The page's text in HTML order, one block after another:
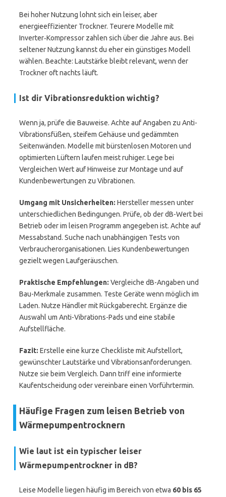
Bei hoher Nutzung lohnt sich ein leiser, aber
energieeffizienter Trockner. Teurere Modelle mit
Inverter‑Kompressor zahlen sich über die Jahre aus. Bei
seltener Nutzung kannst du eher ein günstiges Modell
wählen. Beachte: Lautstärke bleibt relevant, wenn der
Trockner oft nachts läuft.
Ist dir Vibrationsreduktion wichtig?
Wenn ja, prüfe die Bauweise. Achte auf Angaben zu Anti-
Vibrationsfüßen, steifem Gehäuse und gedämmten
Seitenwänden. Modelle mit bürstenlosen Motoren und
optimierten Lüftern laufen meist ruhiger. Lege bei
Vergleichen Wert auf Hinweise zur Montage und auf
Kundenbewertungen zu Vibrationen.
Umgang mit Unsicherheiten: Hersteller messen unter
unterschiedlichen Bedingungen. Prüfe, ob der dB-Wert bei
Betrieb oder im leisen Programm angegeben ist. Achte auf
Messabstand. Suche nach unabhängigen Tests von
Verbraucherorganisationen. Lies Kundenbewertungen
gezielt wegen Laufgeräuschen.
Praktische Empfehlungen: Vergleiche dB-Angaben und
Bau-Merkmale zusammen. Teste Geräte wenn möglich im
Laden. Nutze Händler mit Rückgaberecht. Ergänze die
Auswahl um Anti-Vibrations-Pads und eine stabile
Aufstellfläche.
Fazit: Erstelle eine kurze Checkliste mit Aufstellort,
gewünschter Lautstärke und Vibrationsanforderungen.
Nutze sie beim Vergleich. Dann triff eine informierte
Kaufentscheidung oder vereinbare einen Vorführtermin.
Häufige Fragen zum leisen Betrieb von
Wärmepumpentrocknern
Wie laut ist ein typischer leiser
Wärmepumpentrockner in dB?
Leise Modelle liegen häufig im Bereich von etwa 60 bis 65